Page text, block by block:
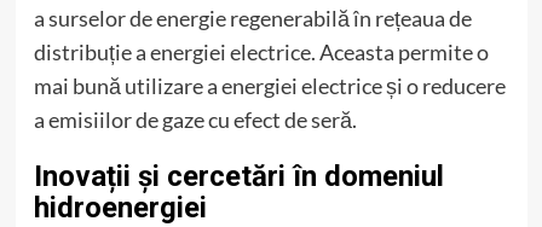
a surselor de energie regenerabilă în rețeaua de
distribuție a energiei electrice. Aceasta permite o
mai bună utilizare a energiei electrice și o reducere
a emisiilor de gaze cu efect de seră.
Inovații și cercetări în domeniul
hidroenergiei